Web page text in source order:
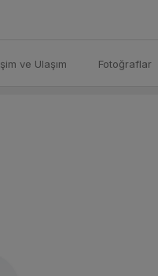
ve Ulaşım Fotoğraflar